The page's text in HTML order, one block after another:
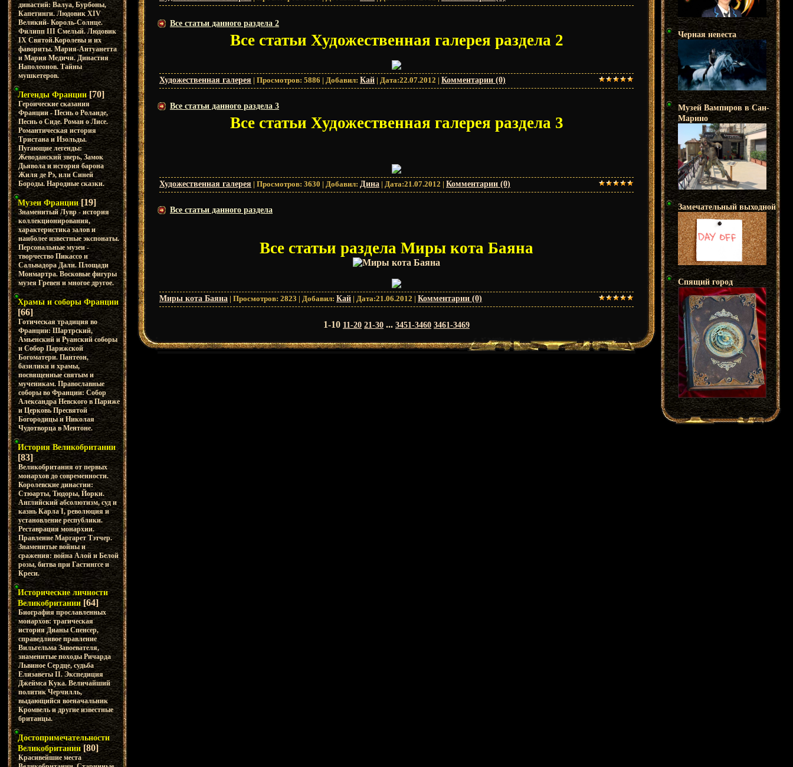
династий: Валуа, Бурбоны,
Капетинги. Людовик XIV
Великий- Король-Солнце.
Филипп III Смелый. Людовик
IX Святой.Королевы и их
фавориты. Мария-Антуанетта
и Мария Медичи. Династия
Наполеонов. Тайны
мушкетеров.
Легенды Франции [70]
Героические сказания
Франции - Песнь о Роланде,
Песнь о Сиде. Роман о Лисе.
Романтическая история
Тристана и Изольды.
Пугающие легенды:
Жеводанский зверь, Замок
Дьявола и история барона
Жиля де Рэ, или Синей
Бороды. Народные сказки.
Музеи Франции [19]
Знаменитый Лувр - история
коллекционирования,
характеристика залов и
наиболее известные экспонаты.
Персональные музеи -
творчество Пикассо и
Сальвадора Дали. Площади
Монмартра. Восковые фигуры
музея Гревен и многое другое.
Храмы и соборы Франции
[66]
Готическая традиция во
Франции: Шартрский,
Амьенский и Руанский соборы
и Собор Парижской
Богоматери. Пантеон,
базилики и храмы,
посвященные святым и
мученикам. Православные
соборы во Франции: Собор
Александра Невского в Париже
и Церковь Пресвятой
Богородицы и Николая
Чудотворца в Ментоне.
История Великобритании
[83]
Великобритания от первых
монархов до современности.
Королевские династии:
Стюарты, Тюдоры, Йорки.
Английский абсолютизм, суд и
казнь Карла I, революция и
установление республики.
Реставрация монархии.
Правление Маргарет Тэтчер.
Знаменитые войны и
сражения: война Алой и Белой
розы, битва при Гастингсе и
Креси.
Исторические личности
Великобритании [64]
Биография прославленных
монархов: трагическая
история Дианы Спенсер,
справедливое правление
Вильгельма Завоевателя,
знаменитые походы Ричарда
Львиное Сердце, судьба
Елизаветы II. Экспедиция
Джеймса Кука. Величайший
политик Черчилль,
выдающийся военачальник
Кромвель и другие известные
британцы.
Достопримечательности
Великобритании [80]
Красивейшие места
Все статьи данного раздела 2
Все статьи Художественная галерея раздела 2
Художественная галерея | Просмотров: 5886 | Добавил: Кай | Дата:22.07.2012 | Комментарии (0)
Все статьи данного раздела 3
Все статьи Художественная галерея раздела 3
Художественная галерея | Просмотров: 3630 | Добавил: Дина | Дата:21.07.2012 | Комментарии (0)
Все статьи данного раздела
Все статьи раздела Миры кота Баяна
Миры кота Баяна | Просмотров: 2823 | Добавил: Кай | Дата:21.06.2012 | Комментарии (0)
1-10 11-20 21-30 ... 3451-3460 3461-3469
Черная невеста
Музей Вампиров в Сан-
Марино
Замечательный выходной
Спящий город